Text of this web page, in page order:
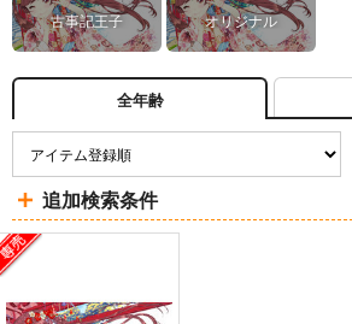
古事記王子 オリジナル
全年齢
追加検索条件